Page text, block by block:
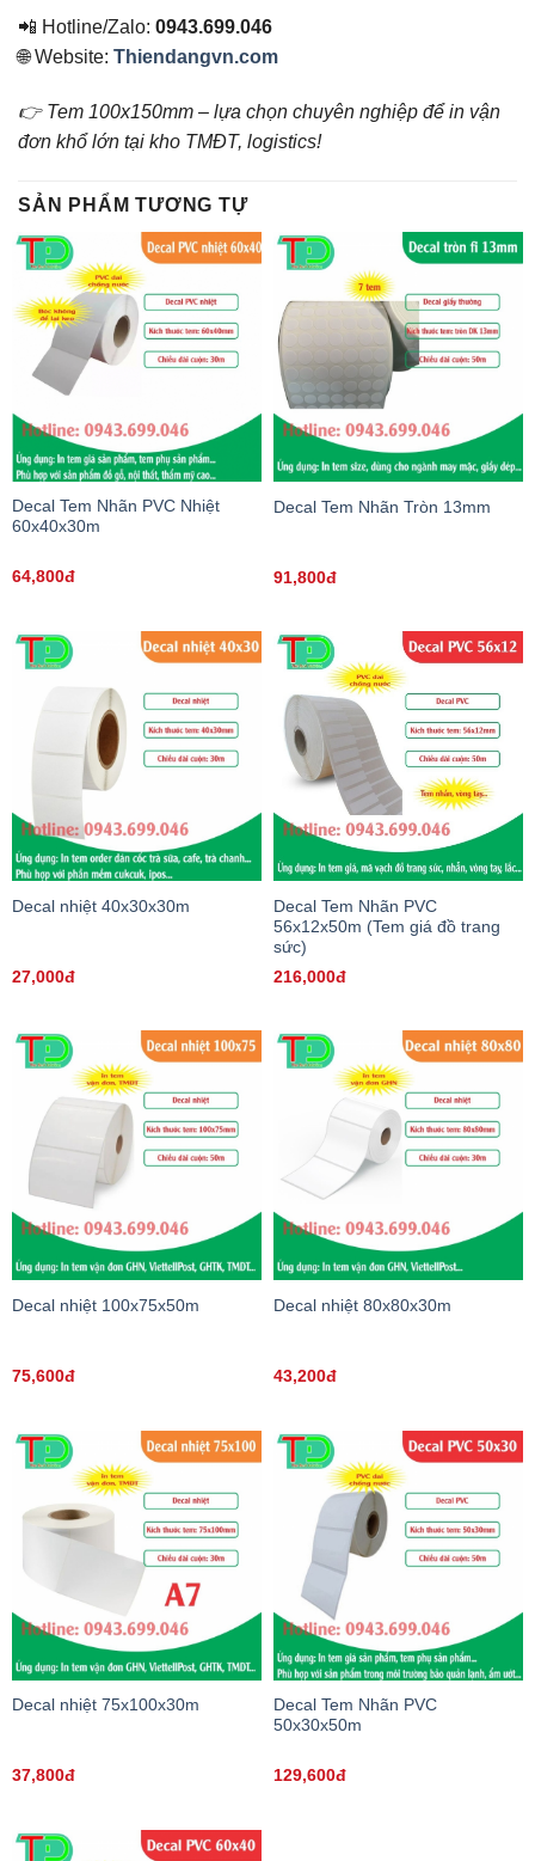
📲 Hotline/Zalo: 0943.699.046
🌐 Website: Thiendangvn.com
👉 Tem 100x150mm – lựa chọn chuyên nghiệp để in vận
đơn khổ lớn tại kho TMĐT, logistics!
SẢN PHẨM TƯƠNG TỰ
Decal Tem Nhãn PVC Nhiệt
60x40x30m
64,800đ
Decal Tem Nhãn Tròn 13mm
91,800đ
Decal nhiệt 40x30x30m
27,000đ
Decal Tem Nhãn PVC
56x12x50m (Tem giá đồ trang
sức)
216,000đ
Decal nhiệt 100x75x50m
75,600đ
Decal nhiệt 80x80x30m
43,200đ
Decal nhiệt 75x100x30m
37,800đ
Decal Tem Nhãn PVC
50x30x50m
129,600đ